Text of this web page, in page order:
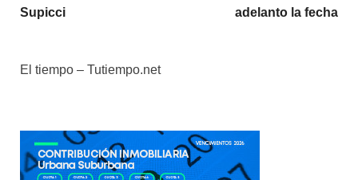
Supicci adelanto la fecha
El tiempo – Tutiempo.net